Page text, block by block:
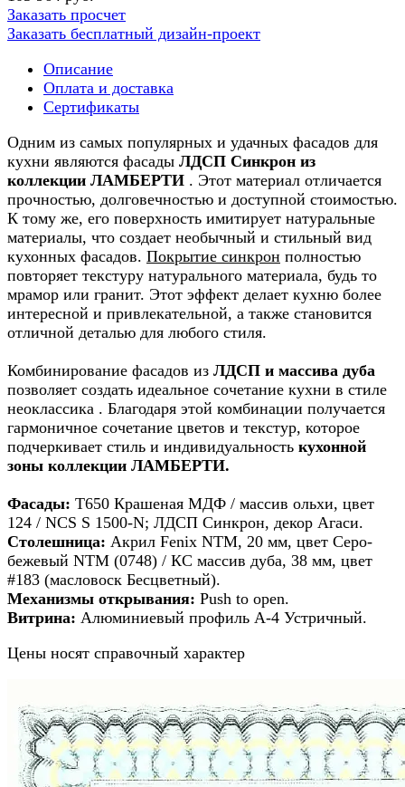
Заказать просчет
Заказать бесплатный дизайн-проект
Описание
Оплата и доставка
Сертификаты
Одним из самых популярных и удачных фасадов для
кухни являются фасады ЛДСП Синкрон из
коллекции ЛАМБЕРТИ . Этот материал отличается
прочностью, долговечностью и доступной стоимостью.
К тому же, его поверхность имитирует натуральные
материалы, что создает необычный и стильный вид
кухонных фасадов. Покрытие синкрон полностью
повторяет текстуру натурального материала, будь то
мрамор или гранит. Этот эффект делает кухню более
интересной и привлекательной, а также становится
отличной деталью для любого стиля.
Комбинирование фасадов из ЛДСП и массива дуба
позволяет создать идеальное сочетание кухни в стиле
неоклассика . Благодаря этой комбинации получается
гармоничное сочетание цветов и текстур, которое
подчеркивает стиль и индивидуальность кухонной
зоны коллекции ЛАМБЕРТИ.
Фасады: Т650 Крашеная МДФ / массив ольхи, цвет
124 / NCS S 1500-N; ЛДСП Синкрон, декор Агаси.
Столешница: Акрил Fenix NTM, 20 мм, цвет Серо-
бежевый NTM (0748) / КС массив дуба, 38 мм, цвет
#183 (масловоск Бесцветный).
Механизмы открывания: Push to open.
Витрина: Алюминиевый профиль А-4 Устричный.
Цены носят справочный характер